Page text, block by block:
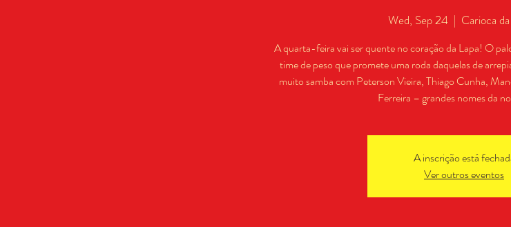
Wed, Sep 24
  |
Carioca
A quarta-feira vai ser quente no coração da Lapa! O
time de peso que promete uma roda daquelas de
muito samba com Peterson Vieira, Thiago Cunha,
Ferreira – grandes nomes da
A inscrição está
Ver outros eventos